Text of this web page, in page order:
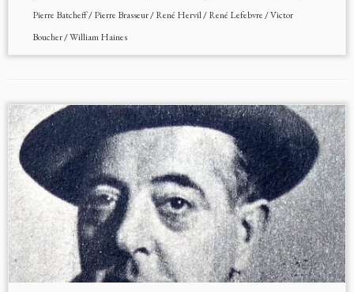
Pierre Batcheff/Pierre Brasseur/René Hervil/René Lefebvre/Victor
Boucher/William Haines